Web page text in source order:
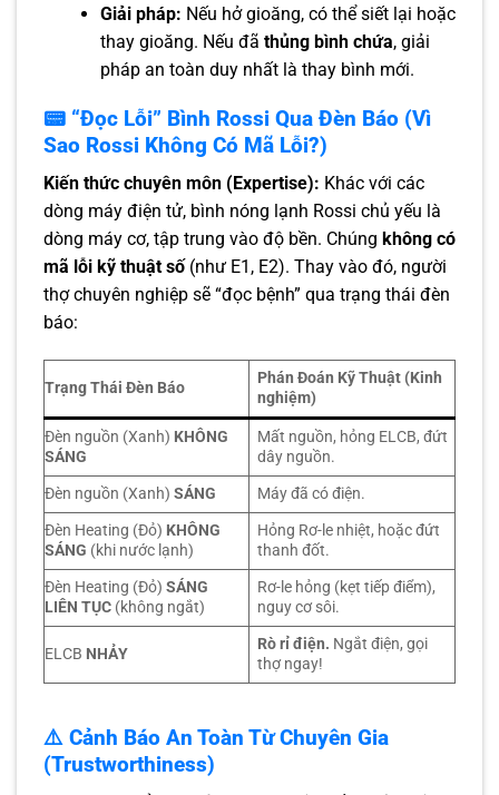
Giải pháp: Nếu hở gioăng, có thể siết lại hoặc
thay gioăng. Nếu đã thủng bình chứa, giải
pháp an toàn duy nhất là thay bình mới.
📟 “Đọc Lỗi” Bình Rossi Qua Đèn Báo (Vì
Sao Rossi Không Có Mã Lỗi?)
Kiến thức chuyên môn (Expertise): Khác với các
dòng máy điện tử, bình nóng lạnh Rossi chủ yếu là
dòng máy cơ, tập trung vào độ bền. Chúng không có
mã lỗi kỹ thuật số(như E1, E2). Thay vào đó, người
thợ chuyên nghiệp sẽ “đọc bệnh” qua trạng thái đèn
báo:
Trạng Thái Đèn Báo
Phán Đoán Kỹ Thuật (Kinh
nghiệm)
Đèn nguồn (Xanh) KHÔNG
SÁNG
Mất nguồn, hỏng ELCB, đứt
dây nguồn.
Đèn nguồn (Xanh) SÁNG
Máy đã có điện.
Đèn Heating (Đỏ) KHÔNG
SÁNG (khi nước lạnh)
Hỏng Rơ-le nhiệt, hoặc đứt
thanh đốt.
Đèn Heating (Đỏ) SÁNG
LIÊN TỤC (không ngắt)
Rơ-le hỏng (kẹt tiếp điểm),
nguy cơ sôi.
ELCB NHẢY
Rò rỉ điện. Ngắt điện, gọi
thợ ngay!
⚠️ Cảnh Báo An Toàn Từ Chuyên Gia
(Trustworthiness)